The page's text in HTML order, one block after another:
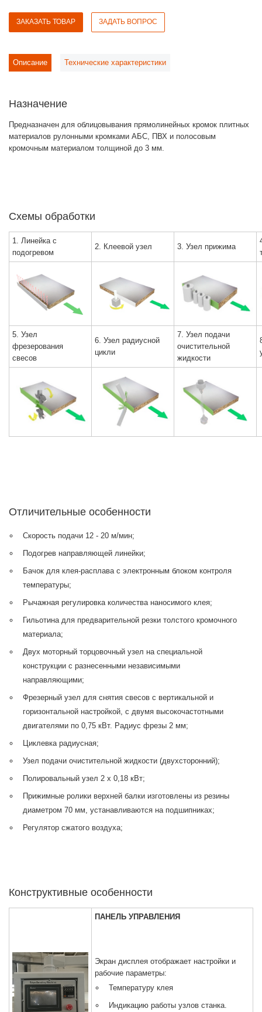
ЗАКАЗАТЬ ТОВАР ЗАДАТЬ ВОПРОС
Описание Технические характеристики
Назначение
Предназначен для облицовывания прямолинейных кромок плитных
материалов рулонными кромками АБС, ПВХ и полосовым
кромочным материалом толщиной до 3 мм.
Cхемы обработки
1. Линейка с
подогревом
2. Клеевой узел 3. Узел прижима
5. Узел
фрезерования
свесов
6. Узел радиусной
цикли
7. Узел подачи
очистительной
жидкости
Отличительные особенности
Скорость подачи 12 - 20 м/мин;
Подогрев направляющей линейки;
Бачок для клея-расплава с электронным блоком контроля
температуры;
Рычажная регулировка количества наносимого клея;
Гильотина для предварительной резки толстого кромочного
материала;
Двух моторный торцовочный узел на специальной
конструкции с разнесенными независимыми
направляющими;
Фрезерный узел для снятия свесов с вертикальной и
горизонтальной настройкой, с двумя высокочастотными
двигателями по 0,75 кВт. Радиус фрезы 2 мм;
Циклевка радиусная;
Узел подачи очистительной жидкости (двухсторонний);
Полировальный узел 2 х 0,18 кВт;
Прижимные ролики верхней балки изготовлены из резины
диаметром 70 мм, устанавливаются на подшипниках;
Регулятор сжатого воздуха;
Конструктивные особенности
ПАНЕЛЬ УПРАВЛЕНИЯ
Экран дисплея отображает настройки и
рабочие параметры:
Температуру клея
Индикацию работы узлов станка.